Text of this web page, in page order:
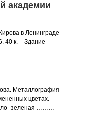
академии
в Ленинграде
40 к. – Здание
Металлография
цветах.
………